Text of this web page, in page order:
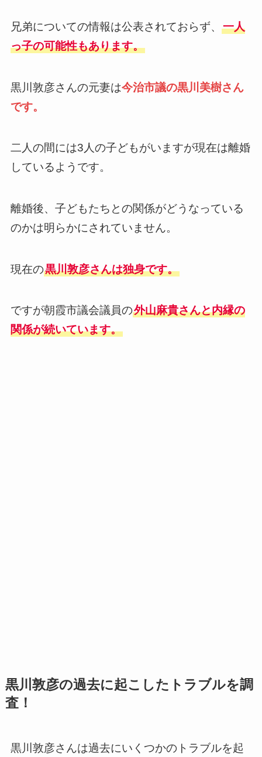
兄弟についての情報は公表されておらず、 一人
っ子の可能性もあります。
黒川敦彦さんの元妻は今治市議の黒川美樹さん
です。
二人の間には3人の子どもがいますが現在は離婚
しているようです。
離婚後、子どもたちとの関係がどうなっている
のかは明らかにされていません。
現在の黒川敦彦さんは独身です。
ですが朝霞市議会議員の外山麻貴さんと内縁の
関係が続いています。
黒川敦彦の過去に起こしたトラブルを調
査！
黒川敦彦さんは過去にいくつかのトラブルを起